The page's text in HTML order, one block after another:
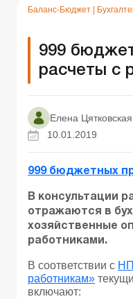
Баланс-Бюджет
999
расчеты с
Елена Цятковская
10.01.2019
999 бюджетных
В консультации
отражаются в
хозяйственные
работниками.
В соответствии с
работникам»
включают: